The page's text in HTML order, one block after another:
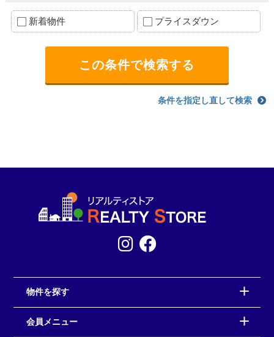
新着物件 プライスダウン
条件を指定し直して検索
物件を探す
会員メニュー